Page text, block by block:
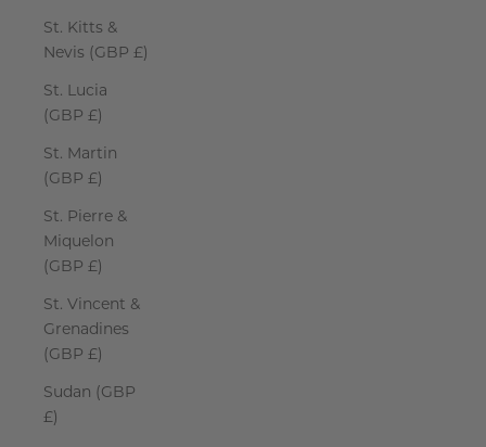
St. Kitts &
Nevis (GBP £)
St. Lucia
(GBP £)
St. Martin
(GBP £)
St. Pierre &
Miquelon
(GBP £)
St. Vincent &
Grenadines
(GBP £)
Sudan (GBP
£)